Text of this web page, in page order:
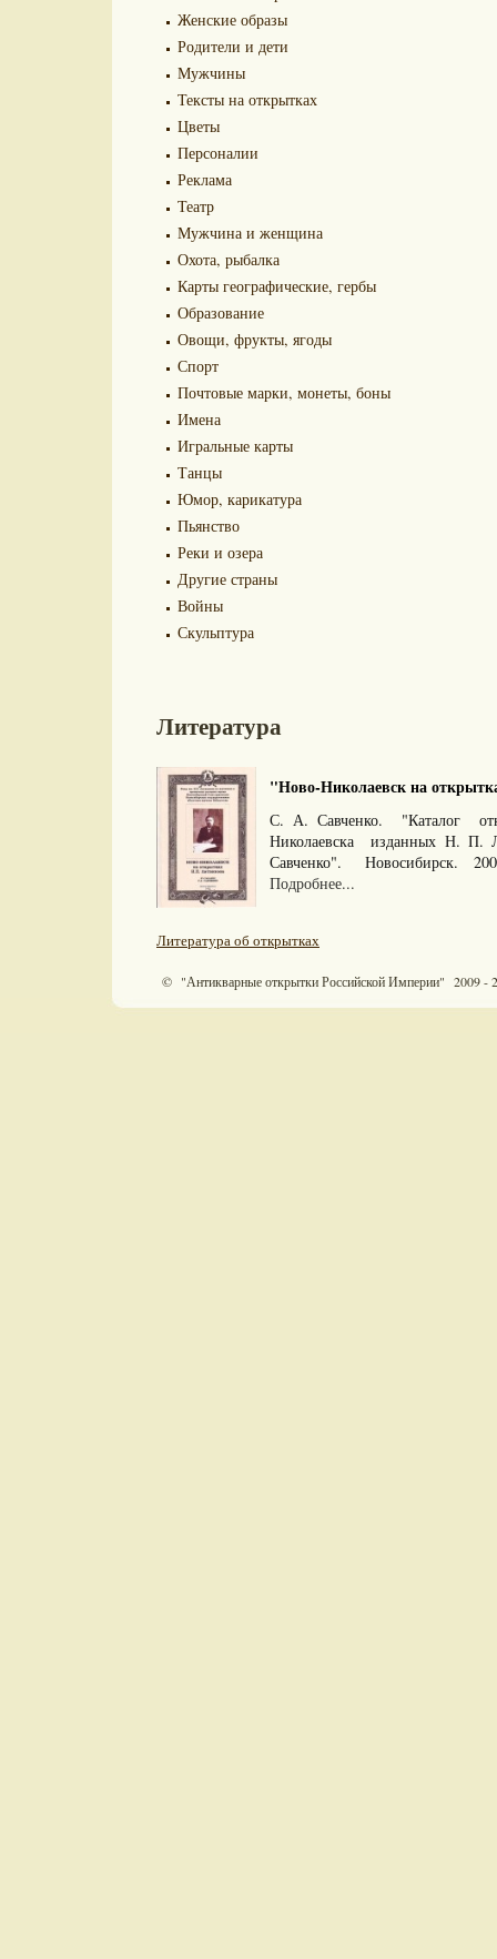
Женские образы
Родители и дети
Мужчины
Тексты на открытках
Цветы
Персоналии
Реклама
Театр
Мужчина и женщина
Охота, рыбалка
Карты географические, гербы
Образование
Овощи, фрукты, ягоды
Спорт
Почтовые марки, монеты, боны
Имена
Игральные карты
Танцы
Юмор, карикатура
Пьянство
Реки и озера
Другие страны
Войны
Скульптура
Литература
"Ново-Николаевск на
С. А. Савченко. "Каталог
Николаевска изданных Н.
Савченко". Новосибирск.
Подробнее...
Литература об открытках
© "Антикварные открытки Российской Империи" 2009 -